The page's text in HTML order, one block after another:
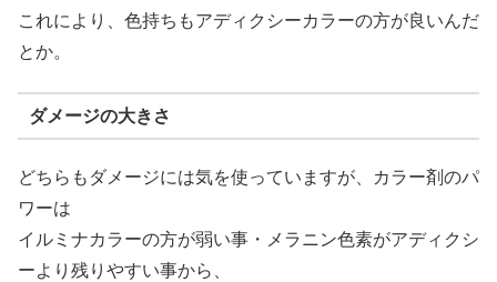
これにより、色持ちもアディクシーカラーの方が良いんだ
とか。
ダメージの大きさ
どちらもダメージには気を使っていますが、カラー剤のパ
ワーは
イルミナカラーの方が弱い事・メラニン色素がアディクシ
ーより残りやすい事から、